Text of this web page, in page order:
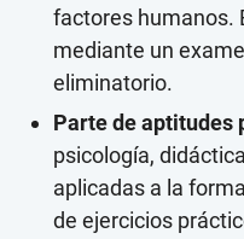
factores humanos.
mediante un
eliminatorio.
Parte de aptitudes
psicología,
aplicadas a la
de ejercicios